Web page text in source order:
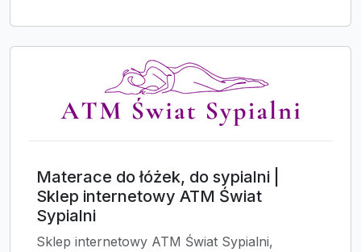
Materace do łóżek, do sypialni |
Sklep internetowy ATM Świat
Sypialni
Sklep internetowy ATM Świat Sypialni,